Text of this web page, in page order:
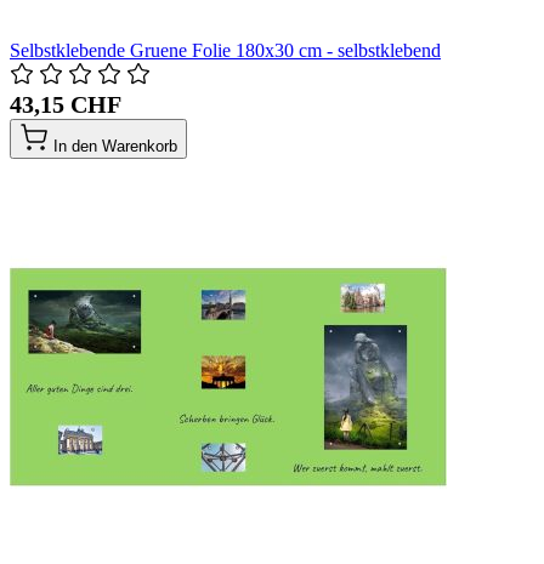
Selbstklebende Gruene Folie 180x30 cm - selbstklebend
43,15 CHF
In den Warenkorb